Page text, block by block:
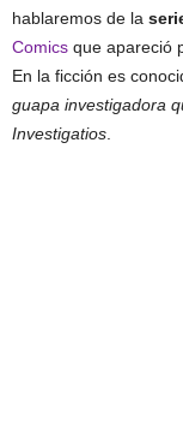
hablaremos de la
Comics que apareció
En la ficción es
guapa investigadora
Investigatios